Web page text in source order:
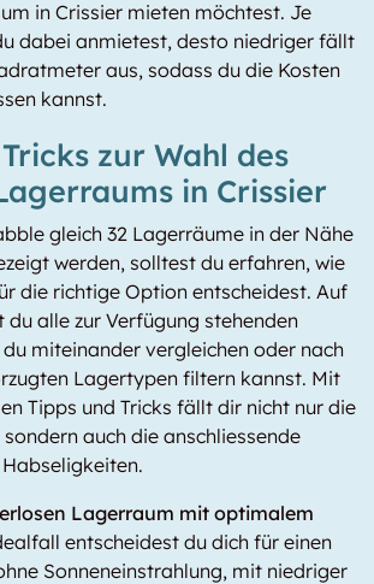
in Crissier mieten möchtest. Je
dabei anmietest, desto niedriger fällt
aus, sodass du die Kosten
kannst.
zur Wahl des
in Crissier
gleich 32 Lagerräume in der Nähe
werden, solltest du erfahren, wie
die richtige Option entscheidest. Auf
alle zur Verfügung stehenden
miteinander vergleichen oder nach
Lagertypen filtern kannst. Mit
Tipps und Tricks fällt dir nicht nur die
auch die anschliessende
Lagerraum mit optimalem
entscheidest du dich für einen
Sonneneinstrahlung, mit niedriger